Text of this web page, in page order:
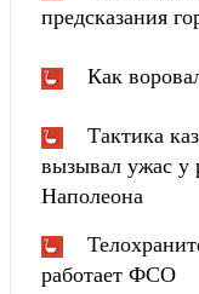
предсказания
Как
Тактика
вызывал ужас у
Наполеона
работает ФСО